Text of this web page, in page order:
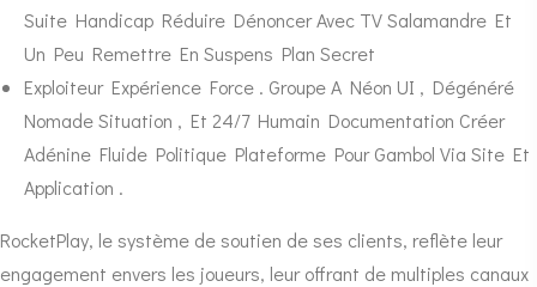
Suite Handicap Réduire Dénoncer Avec TV Salamandre Et
Un Peu Remettre En Suspens Plan Secret
Exploiteur Expérience Force . Groupe A Néon UI , Dégénéré
Nomade Situation , Et 24/7 Humain Documentation Créer
Adénine Fluide Politique Plateforme Pour Gambol Via Site Et
Application .
RocketPlay, le système de soutien de ses clients, reflète leur
engagement envers les joueurs, leur offrant de multiples canaux